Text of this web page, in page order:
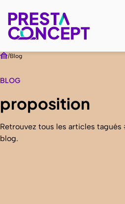
Blog
BLOG
proposition
Retrouvez tous les articles
blog.